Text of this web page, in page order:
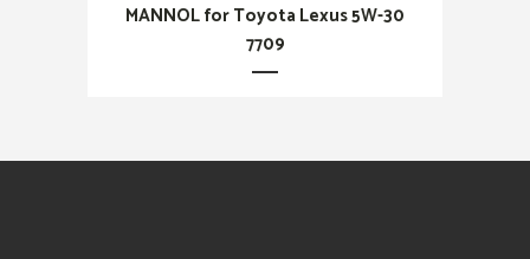
MANNOL for Toyota Lexus 5W-30
7709